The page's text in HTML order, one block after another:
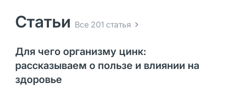
Статьи Все 201 статья
Для чего организму цинк:
рассказываем о пользе и влиянии на
здоровье